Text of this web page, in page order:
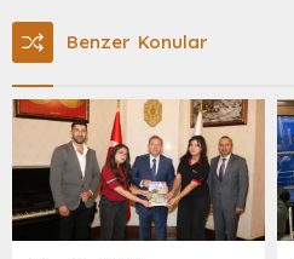
Benzer Konular